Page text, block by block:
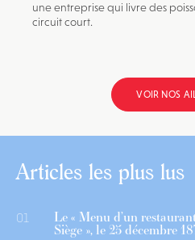
une entreprise qui livre des
circuit court.
VOIR NOS
Articles les plus lus
01 Le « Menu d’un
Siège », le 25 décembre